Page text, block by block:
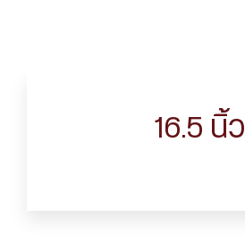
16.5 นิ้ว